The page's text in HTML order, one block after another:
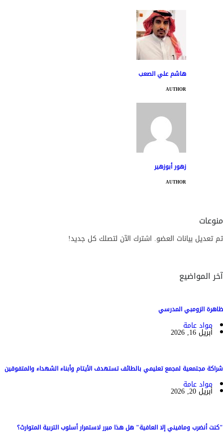
هاشم علي الصعب
AUTHOR
زهور أبوزهير
AUTHOR
منوعات
تم تعديل بيانات العضو. اشترك الآن لتصلك كل جديد!
آخر المواضيع
ظاهرة الزومبي المدرسي
مواد عامة
أبريل 16, 2026
شراكة مجتمعية لمجمع تعليمي بالطائف تستهدف الأيتام وأبناء الشهداء والمتفوقين
مواد عامة
أبريل 20, 2026
"كنت أنضرب ومافيني إلا العافية" هل هذا مبرر لاستمرار أسلوب التربية المتوارث؟